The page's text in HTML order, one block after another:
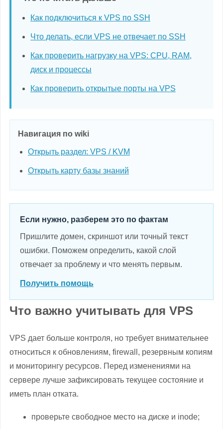
Как подключиться к VPS по SSH
Что делать, если VPS не отвечает по SSH
Как проверить нагрузку на VPS: CPU, RAM,
диск и процессы
Как проверить открытые порты на VPS
Навигация по wiki
Открыть раздел: VPS / KVM
Открыть карту базы знаний
Если нужно, разберем это по фактам
Пришлите домен, скриншот или точный текст
ошибки. Поможем определить, какой слой
отвечает за проблему и что менять первым.
Получить помощь
Что важно учитывать для VPS
VPS дает больше контроля, но требует внимательнее
относиться к обновлениям, firewall, резервным копиям
и мониторингу ресурсов. Перед изменениями на
сервере лучше зафиксировать текущее состояние и
иметь план отката.
проверьте свободное место на диске и inode;